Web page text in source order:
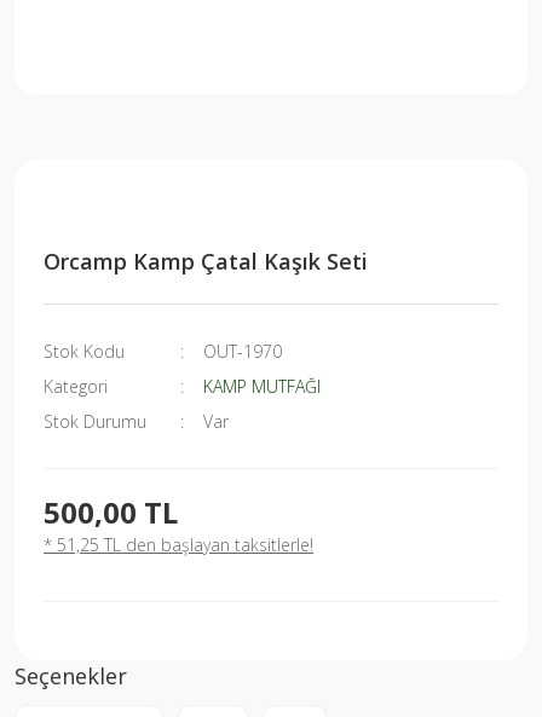
Orcamp Kamp Çatal Kaşık Seti
Stok Kodu
OUT-1970
Kategori
KAMP MUTFAĞI
Stok Durumu
Var
500,00 TL
* 51,25 TL den başlayan taksitlerle!
Seçenekler